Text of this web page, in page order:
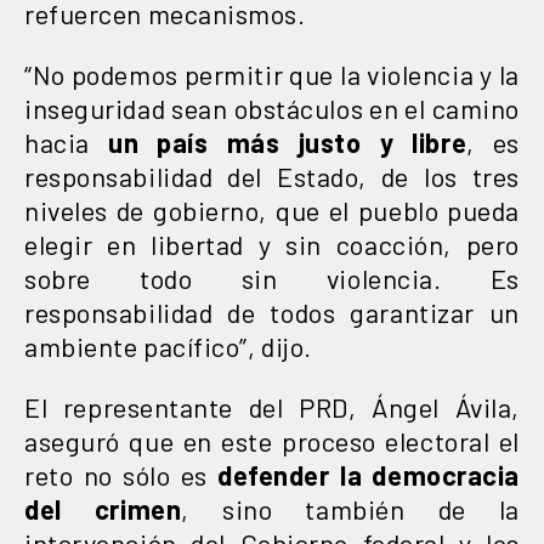
refuercen mecanismos.
“No podemos permitir que la violencia y la
inseguridad sean obstáculos en el camino
hacia un país más justo y libre, es
responsabilidad del Estado, de los tres
niveles de gobierno, que el pueblo pueda
elegir en libertad y sin coacción, pero
sobre todo sin violencia. Es
responsabilidad de todos garantizar un
ambiente pacífico”, dijo.
El representante del PRD, Ángel Ávila,
aseguró que en este proceso electoral el
reto no sólo es defender la democracia
del crimen, sino también de la